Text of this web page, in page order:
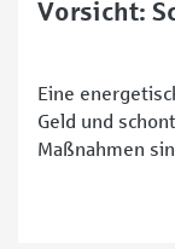
Vorsicht:
Eine
Geld und
Maßnahmen
Bauberatung